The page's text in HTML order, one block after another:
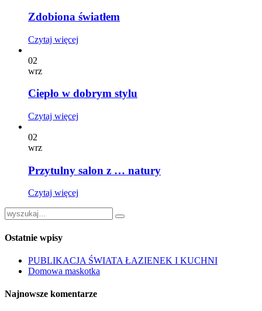
Zdobiona światłem
Czytaj więcej
02
wrz
Ciepło w dobrym stylu
Czytaj więcej
02
wrz
Przytulny salon z … natury
Czytaj więcej
Ostatnie wpisy
PUBLIKACJA ŚWIATA ŁAZIENEK I KUCHNI
Domowa maskotka
Najnowsze komentarze